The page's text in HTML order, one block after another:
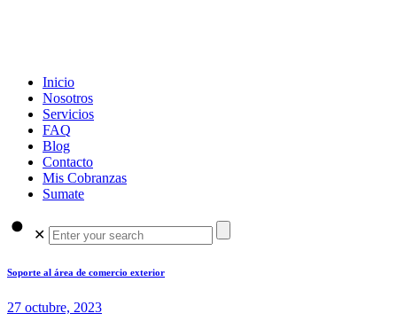
Inicio
Nosotros
Servicios
FAQ
Blog
Contacto
Mis Cobranzas
Sumate
✕
Soporte al área de comercio exterior
27 octubre, 2023